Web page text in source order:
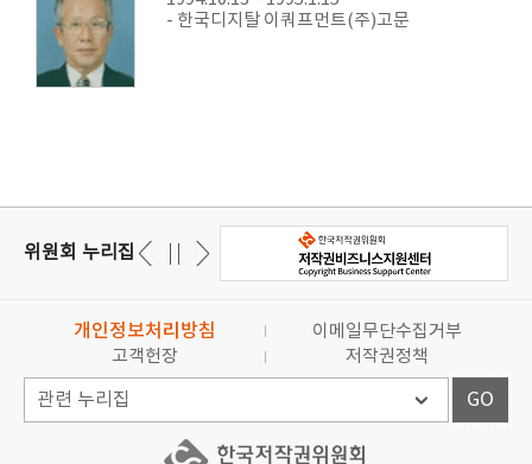
- 한국디지탈 이쿼프먼트(주)고문
위원회 누리집
개인정보처리방침
이메일무단수집거부
고객헌장
저작권정책
GO